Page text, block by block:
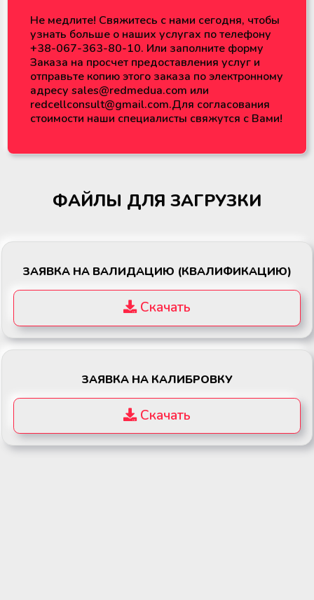
Не медлите! Свяжитесь с нами сегодня, чтобы
узнать больше о наших услугах по телефону
+38-067-363-80-10. Или заполните форму
Заказа на просчет предоставления услуг и
отправьте копию этого заказа по электронному
адресу sales@redmedua.com или
redcellconsult@gmail.com.Для согласования
стоимости наши специалисты свяжутся с Вами!
ФАЙЛЫ ДЛЯ ЗАГРУЗКИ
ЗАЯВКА НА ВАЛИДАЦИЮ (КВАЛИФИКАЦИЮ)
Скачать
ЗАЯВКА НА КАЛИБРОВКУ
Скачать